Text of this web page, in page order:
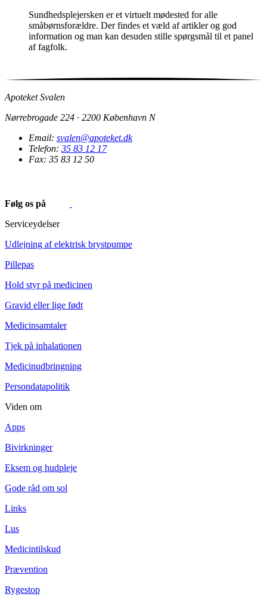
Sundhedsplejersken er et virtuelt mødested for alle
småbørnsforældre. Der findes et væld af artikler og god
information og man kan desuden stille spørgsmål til et panel
af fagfolk.
Apoteket Svalen
Nørrebrogade 224 · 2200 København N
Email: svalen@apoteket.dk
Telefon: 35 83 12 17
Fax: 35 83 12 50
Følg os på
Serviceydelser
Udlejning af elektrisk brystpumpe
Pillepas
Hold styr på medicinen
Gravid eller lige født
Medicinsamtaler
Tjek på inhalationen
Medicinudbringning
Persondatapolitik
Viden om
Apps
Bivirkninger
Eksem og hudpleje
Gode råd om sol
Links
Lus
Medicintilskud
Prævention
Rygestop